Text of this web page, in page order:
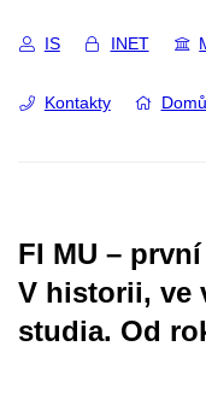
IS INET
Kontakty Domů
FI MU –
V historii, ve
studia. Od